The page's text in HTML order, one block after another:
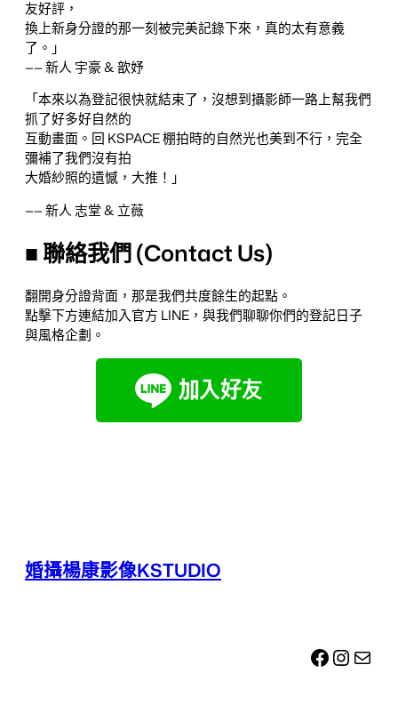
友好評，
換上新身分證的那一刻被完美記錄下來，真的太有意義
了。」
—— 新人 宇豪 & 歆妤
「本來以為登記很快就結束了，沒想到攝影師一路上幫我們
抓了好多好自然的
互動畫面。回 KSPACE 棚拍時的自然光也美到不行，完全
彌補了我們沒有拍
大婚紗照的遺憾，大推！」
—— 新人 志堂 & 立薇
■ 聯絡我們 (Contact Us)
翻開身分證背面，那是我們共度餘生的起點。
點擊下方連結加入官方 LINE，與我們聊聊你們的登記日子
與風格企劃。
婚攝楊康影像KSTUDIO
Facebook Instagram電子郵件